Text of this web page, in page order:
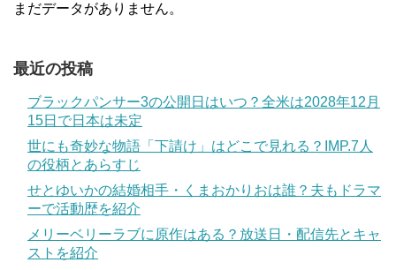
まだデータがありません。
最近の投稿
ブラックパンサー3の公開日はいつ？全米は2028年12月
15日で日本は未定
世にも奇妙な物語「下請け」はどこで見れる？IMP.7人
の役柄とあらすじ
せとゆいかの結婚相手・くまおかりおは誰？夫もドラマ
ーで活動歴を紹介
メリーベリーラブに原作はある？放送日・配信先とキャ
ストを紹介